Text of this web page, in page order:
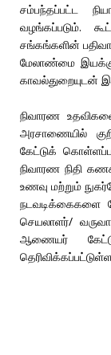
சம்பந்தப்பட்ட
வழங்கப்படும்.
சங்கங்களின்
மேலாண்மை
காவல்துறையுடன்
நிவாரண
அரசாணையில்
கேட்டுக்
நிவாரண நிதி
உணவு மற்றும்
நடவடிக்கைகளை
செயலாளர்/
ஆணையர்